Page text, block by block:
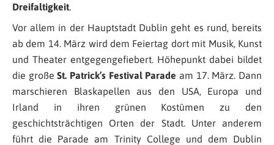
Dreifaltigkeit.
Vor allem in der Hauptstadt Dublin geht es rund, bereits
ab dem 14. März wird dem Feiertag dort mit Musik, Kunst
und Theater entgegengefiebert. Höhepunkt dabei bildet
die großeSt. Patrick’s Festival Parade am 17. März. Dann
marschieren Blaskapellen aus den USA, Europa und
Irland in ihren grünen Kostümen zu den
geschichtsträchtigen Orten der Stadt. Unter anderem
führt die Parade am Trinity College und dem Dublin